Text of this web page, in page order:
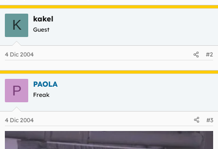
K kakel
Guest
4 Dic 2004 #2
P PAOLA
Freak
4 Dic 2004 #3